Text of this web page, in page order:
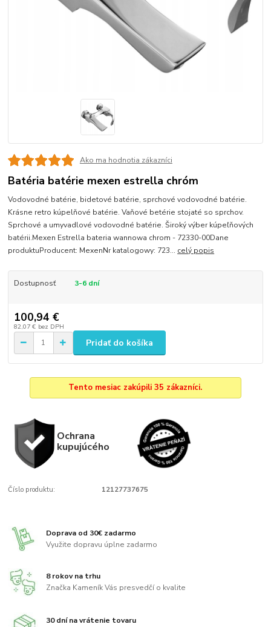
Ako ma hodnotia zákazníci
Batéria batérie mexen estrella chróm
Vodovodné batérie, bidetové batérie, sprchové vodovodné batérie.
Krásne retro kúpelňové batérie. Vaňové betérie stojaté so sprchov.
Sprchové a umyvadlové vodovodné batérie. Široký výber kúpeľňových
batérii.Mexen Estrella bateria wannowa chrom - 72330-00Dane
produktuProducent: MexenNr katalogowy: 723... celý popis
Dostupnosť 3-6 dní
100,94 €
82,07 € bez DPH
Pridať do košíka
Tento mesiac zakúpili 35 zákazníci.
Ochrana
kupujúcého
Číslo produktu: 12127737675
Doprava od 30€ zadarmo
Využite dopravu úplne zadarmo
8 rokov na trhu
Značka Kameník Vás presvedčí o kvalite
30 dní na vrátenie tovaru